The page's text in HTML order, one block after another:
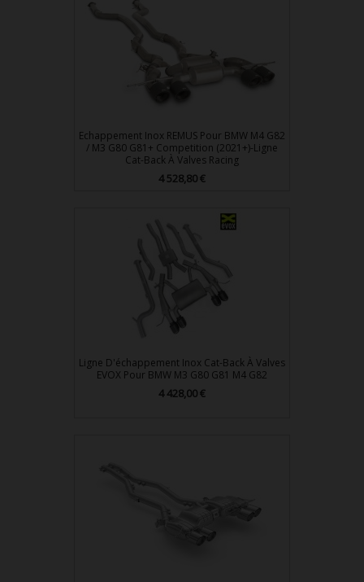
Echappement Inox REMUS Pour BMW M4 G82
/ M3 G80 G81+ Competition (2021+)-Ligne
Cat-Back À Valves Racing
Prix
4 528,80 €
Ligne D'échappement Inox Cat-Back À Valves
EVOX Pour BMW M3 G80 G81 M4 G82
Prix
4 428,00 €